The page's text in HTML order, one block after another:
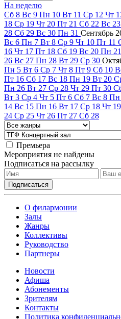
На неделю
Сб 8 Вс 9 Пн 10 Вт 11 Ср 12 Чт
18 Ср 19 Чт 20 Пт 21 Сб 22 Вс 23
28 Сб 29 Вс 30 Пн 31 Сентябрь
Вс 6 Пн 7 Вт 8 Ср 9 Чт 10 Пт 11
16 Чт 17 Пт 18 Сб 19 Вс 20 Пн 21
26 Вс 27 Пн 28 Вт 29 Ср 30
Пн 5 Вт 6 Ср 7 Чт 8 Пт 9 Сб 10
Пт 16 Сб 17 Вс 18 Пн 19 Вт 20
Пн 26 Вт 27 Ср 28 Чт 29 Пт 30
Вт 3 Ср 4 Чт 5 Пт 6 Сб 7 Вс 8 Пн
14 Вс 15 Пн 16 Вт 17 Ср 18 Чт 19
24 Ср 25 Чт 26 Пт 27 Сб 28
Премьера
Мероприятия не найдены
Подписаться на рассылку
О филармонии
Залы
Жанры
Коллективы
Руководство
Партнеры
Новости
Афиша
Абонементы
Зрителям
Контакты
Политика